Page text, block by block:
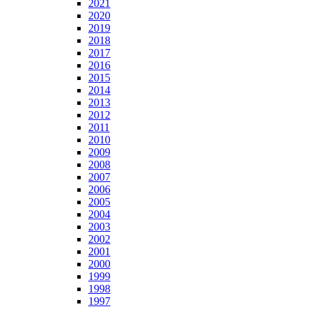
2021
2020
2019
2018
2017
2016
2015
2014
2013
2012
2011
2010
2009
2008
2007
2006
2005
2004
2003
2002
2001
2000
1999
1998
1997